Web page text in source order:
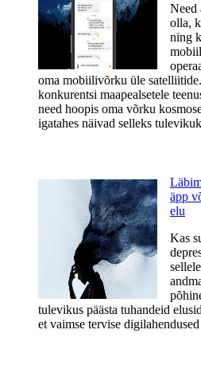
Need
olla,
ning
oma mobiilivõrku üle
konkurentsi maapealsetele
need hoopis oma võrku
igatahes näivad selleks
äpp
elu
Kas
tulevikus päästa tuhandeid
et vaimse tervise